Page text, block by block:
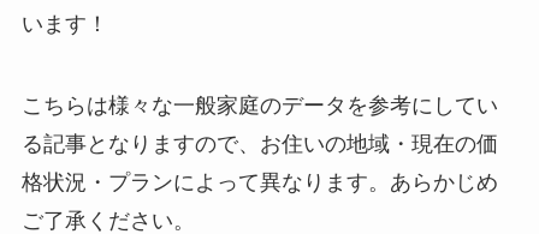
います！
こちらは様々な一般家庭のデータを参考にしてい
る記事となりますので、お住いの地域・現在の価
格状況・プランによって異なります。あらかじめ
ご了承ください。